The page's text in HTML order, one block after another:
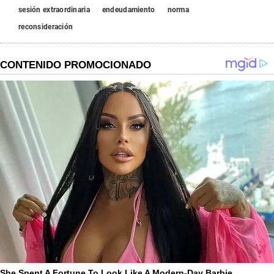
sesión extraordinaria
endeudamiento
norma
reconsideración